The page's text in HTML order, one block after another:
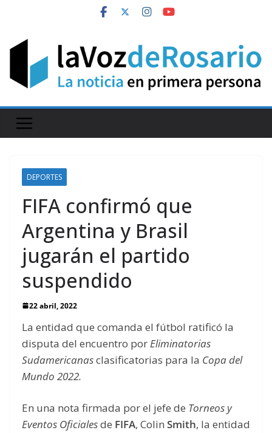
content
DEPORTES
FIFA confirmó que
Argentina y Brasil
jugarán el partido
suspendido
22 abril, 2022
La entidad que comanda el fútbol ratificó la
disputa del encuentro porEliminatorias
Sudamericanasclasificatorias para la Copa del
Mundo 2022.
En una nota firmada por el jefe de Torneos y
Eventos Oficialesde FIFA, Colin Smith, la entidad